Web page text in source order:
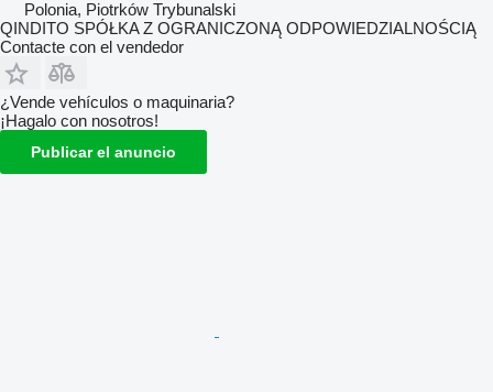
Polonia, Piotrków Trybunalski
QINDITO SPÓŁKA Z OGRANICZONĄ ODPOWIEDZIALNOŚCIĄ
Contacte con el vendedor
¿Vende vehículos o maquinaria?
¡Hagalo con nosotros!
Publicar el anuncio